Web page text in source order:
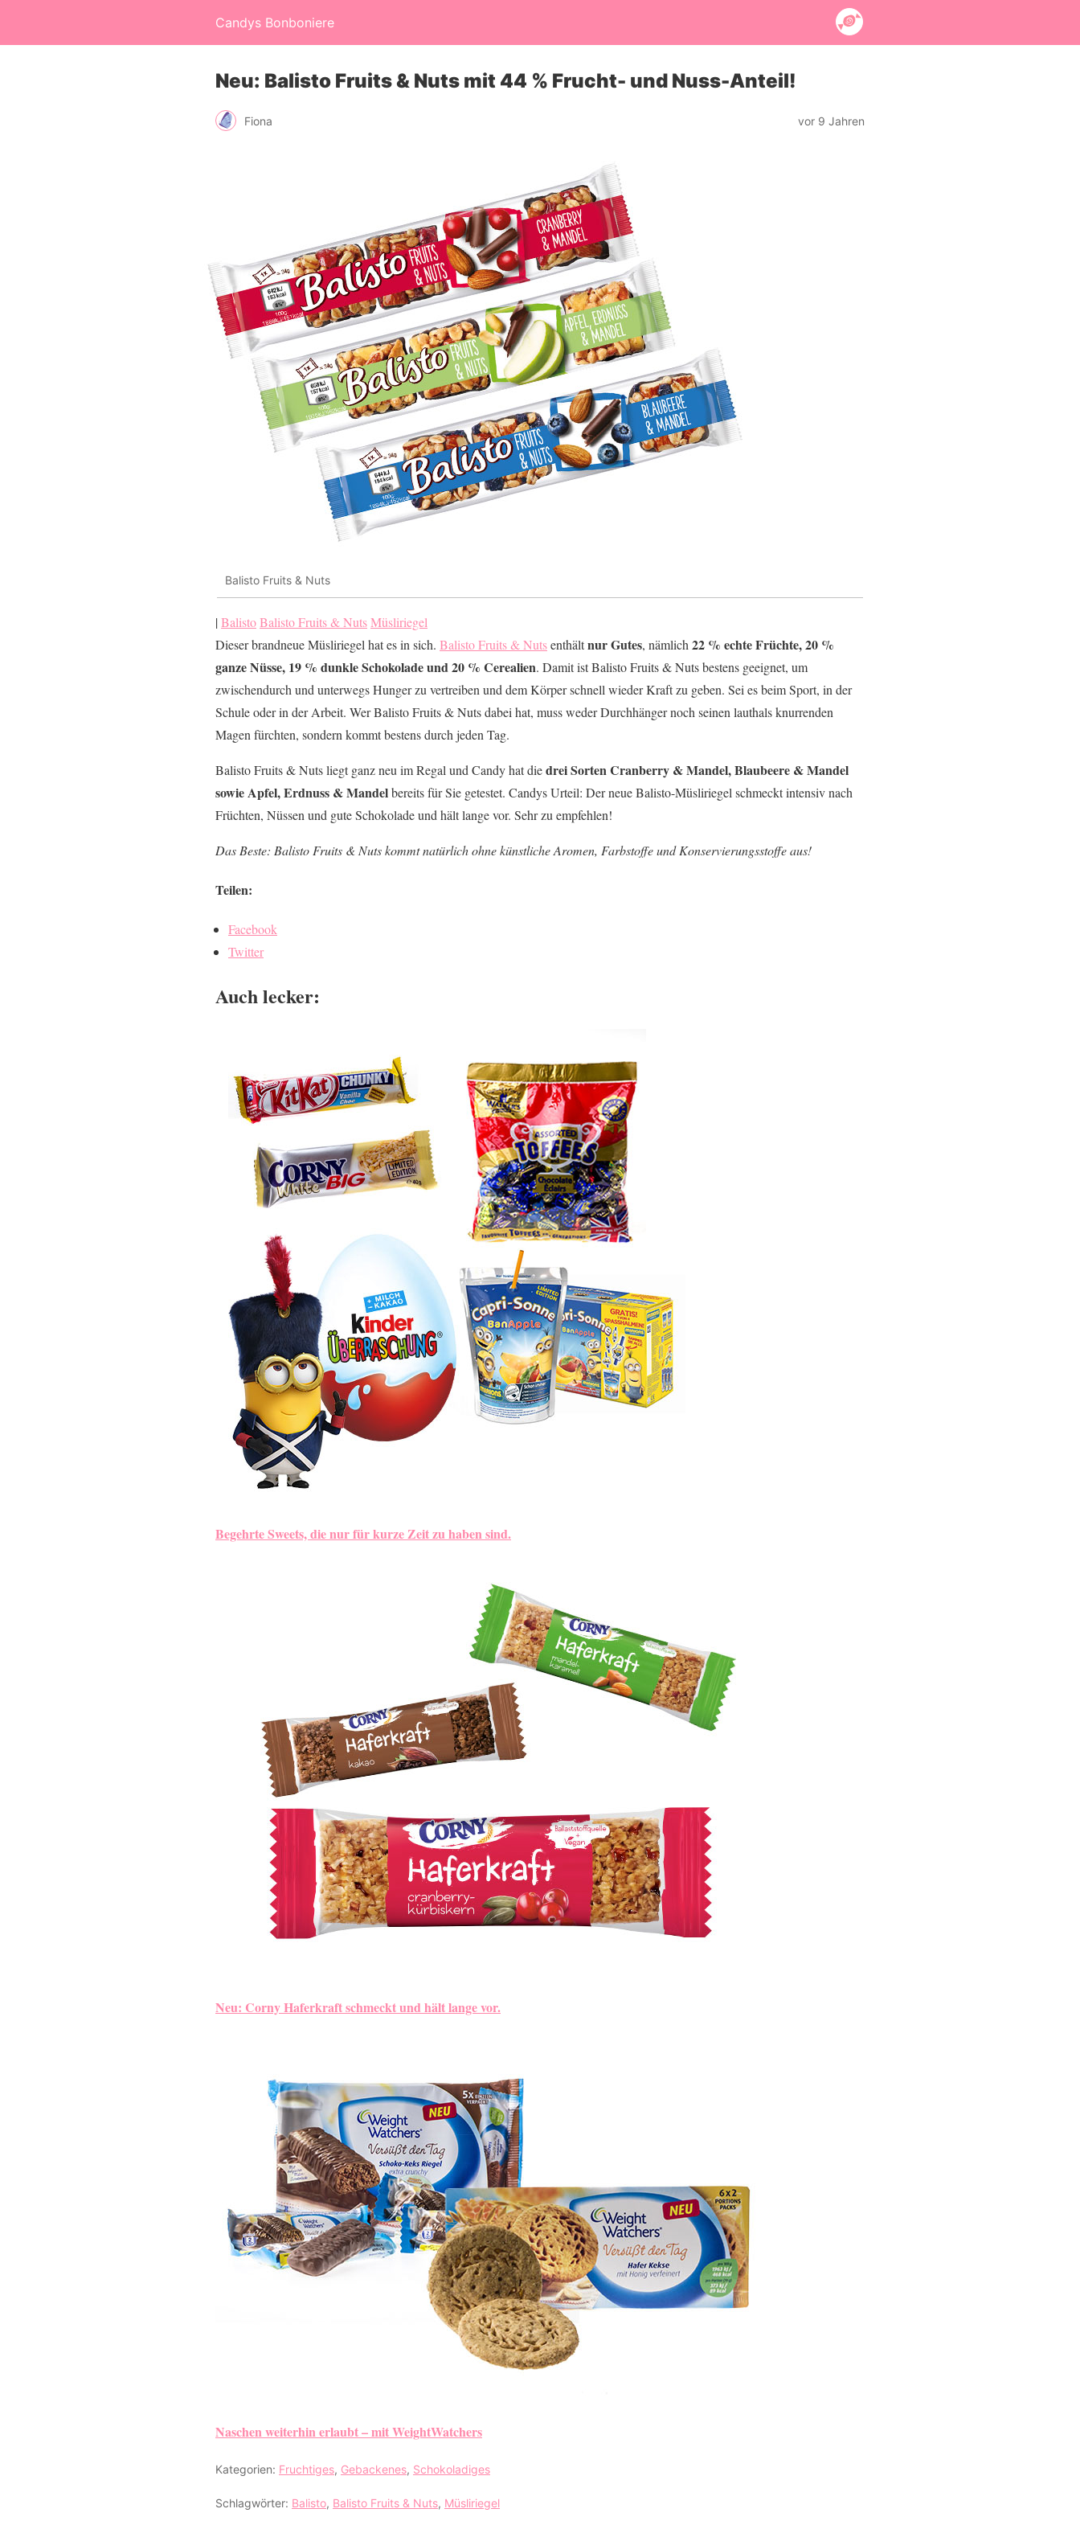
Candys Bonboniere
Neu: Balisto Fruits & Nuts mit 44 % Frucht- und Nuss-Anteil!
Fiona vor 9 Jahren
Balisto Fruits & Nuts
|BalistoBalisto Fruits & NutsMüsliriegel
Dieser brandneue Müsliriegel hat es in sich. Balisto Fruits & Nutsenthältnur Gutes, nämlich 22 % echte Früchte, 20 %
ganze Nüsse, 19 % dunkle Schokolade und 20 % Cerealien. Damit ist Balisto Fruits & Nuts bestens geeignet, um
zwischendurch und unterwegs Hunger zu vertreiben und dem Körper schnell wieder Kraft zu geben. Sei es beim Sport, in der
Schule oder in der Arbeit. Wer Balisto Fruits & Nuts dabei hat, muss weder Durchhänger noch seinen lauthals knurrenden
Magen fürchten, sondern kommt bestens durch jeden Tag.
Balisto Fruits & Nuts liegt ganz neu im Regal und Candy hat diedrei Sorten Cranberry & Mandel, Blaubeere & Mandel
sowie Apfel, Erdnuss & Mandelbereits für Sie getestet. Candys Urteil: Der neue Balisto-Müsliriegel schmeckt intensiv nach
Früchten, Nüssen und gute Schokolade und hält lange vor. Sehr zu empfehlen!
Das Beste: Balisto Fruits & Nuts kommt natürlich ohne künstliche Aromen, Farbstoffe und Konservierungsstoffe aus!
Teilen:
Facebook
Twitter
Auch lecker:
Begehrte Sweets, die nur für kurze Zeit zu haben sind.
Neu: Corny Haferkraft schmeckt und hält lange vor.
Naschen weiterhin erlaubt – mit WeightWatchers
Kategorien: Fruchtiges, Gebackenes, Schokoladiges
Schlagwörter: Balisto, Balisto Fruits & Nuts, Müsliriegel